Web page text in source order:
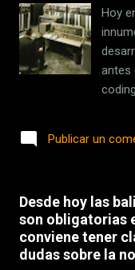
fue
las
sea
Hoy
antes
ello,
Publicar un
Desde hoy las
son obligatorias
conviene tener
dudas sobre la